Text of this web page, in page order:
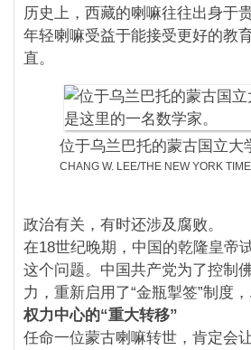
历史上，西藏的喇嘛往往出身于
年轻喇嘛受益于能接受更好的教
直。
位于乌兰巴托的蒙古国立大
CHANG W. LEE/THE NEW YORK
政治有关，有时还涉及腐败。
在18世纪晚期，中国的乾隆皇帝
这个问题。中国共产党为了控制
力，重新启用了“金瓶掣签”制度
权力中心的“重大转移”
任命一位蒙古喇嘛转世，肯定会